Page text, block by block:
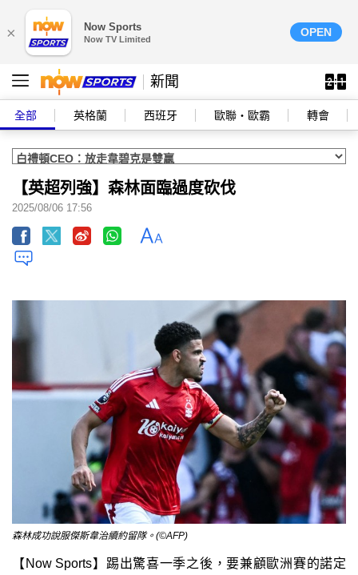
× Now Sports
Now TV Limited
OPEN
新聞
全部 英格蘭 西班牙 歐聯‧歐霸 轉會
【英超列強】森林面臨過度砍伐
2025/08/06 17:56
森林成功說服傑斯韋治續約留隊。(©AFP)
【Now Sports】踢出驚喜一季之後，要兼顧歐洲賽的諾定